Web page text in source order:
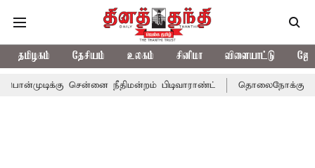
தமிழகம் தேசியம் உலகம் சினிமா விளையாட்டு
சென்னை நீதிமன்றம் பிடிவாராண்ட் தொலைநோக்கு